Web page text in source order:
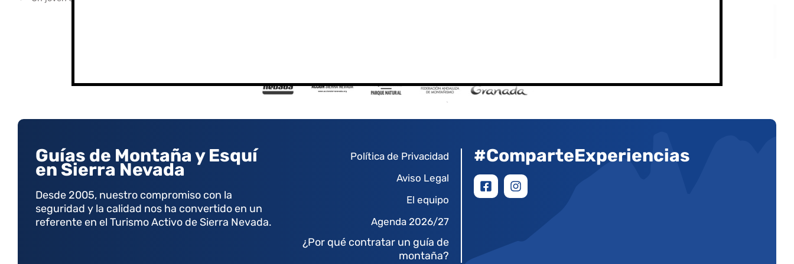
Guías de Montaña y Esquí
en Sierra Nevada
Desde 2005, nuestro compromiso con la
seguridad y la calidad nos ha convertido en un
referente en el Turismo Activo de Sierra Nevada.
Política de Privacidad
Aviso Legal
El equipo
Agenda 2026/27
¿Por qué contratar un guía de
montaña?
#ComparteExperiencias